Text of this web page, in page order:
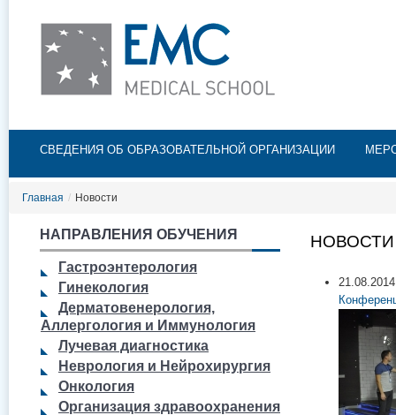
Главное меню
СВЕДЕНИЯ ОБ ОБРАЗОВАТЕЛЬНОЙ ОРГАНИЗАЦИИ
Главная / Новости
НАПРАВЛЕНИЯ ОБУЧЕНИЯ
Гастроэнтерология
Гинекология
Дерматовенерология,
Аллергология и Иммунология
Лучевая диагностика
Неврология и Нейрохирургия
Онкология
Организация здравоохранения
НОВОСТИ
21.08.2014